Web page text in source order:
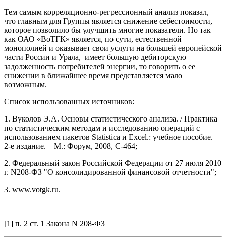
Тем самым корреляционно-регрессионный анализ показал,
что главным для Группы является снижение себестоимости,
которое позволило бы улучшить многие показатели. Но так
как ОАО «ВоТГК» является, по сути, естественной
монополией и оказывает свои услуги на большей европейской
части России и Урала, имеет большую дебиторскую
задолженность потребителей энергии, то говорить о ее
снижении в ближайшее время представляется мало
возможным.
Список использованных источников:
1. Вуколов Э.А. Основы статистического анализа. / Практика
по статистическим методам и исследованию операций с
использованием пакетов Statistica и Excel.: учебное пособие. –
2-е издание. – М.: Форум, 2008, С-464;
2. Федеральный закон Российской Федерации от 27 июля 2010
г. N208-ФЗ "О консолидированной финансовой отчетности";
3. www.votgk.ru.
[1] п. 2 ст. 1 Закона N 208-ФЗ